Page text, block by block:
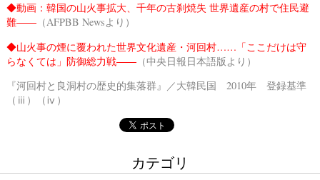
◆動画：韓国の山火事拡大、千年の古刹焼失 世界遺産の村で住民避
難――（AFPBB Newsより）
◆山火事の煙に覆われた世界文化遺産・河回村……「ここだけは守
らなくては」防御総力戦――（中央日報日本語版より）
『河回村と良洞村の歴史的集落群』／大韓民国 2010年 登録基準
（ⅲ）（ⅳ）
カテゴリ